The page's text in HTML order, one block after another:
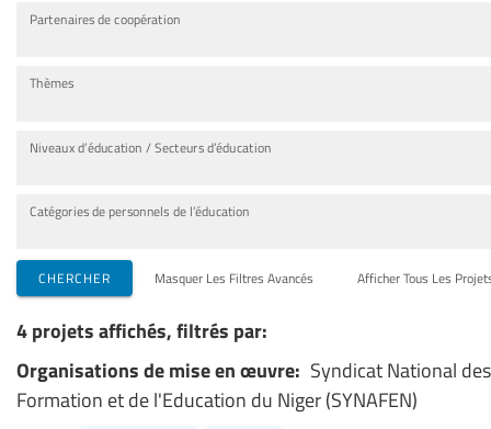
Partenaires de coopération
Thèmes
Niveaux d’éducation / Secteurs d’éducation
Catégories de personnels de l’éducation
CHERCHER Masquer Les Filtres Avancés Afficher Tous Les
4 projets affichés, filtrés par:
Organisations de mise en œuvre: Syndicat National
Formation et de l'Education du Niger (SYNAFEN)